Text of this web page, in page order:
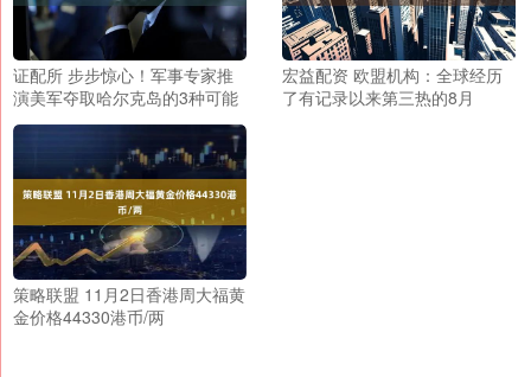
证配所 步步惊心！军事专家推
演美军夺取哈尔克岛的3种可能
宏益配资 欧盟机构：全球经历
了有记录以来第三热的8月
策略联盟 11月2日香港周大福黄
金价格44330港币/两